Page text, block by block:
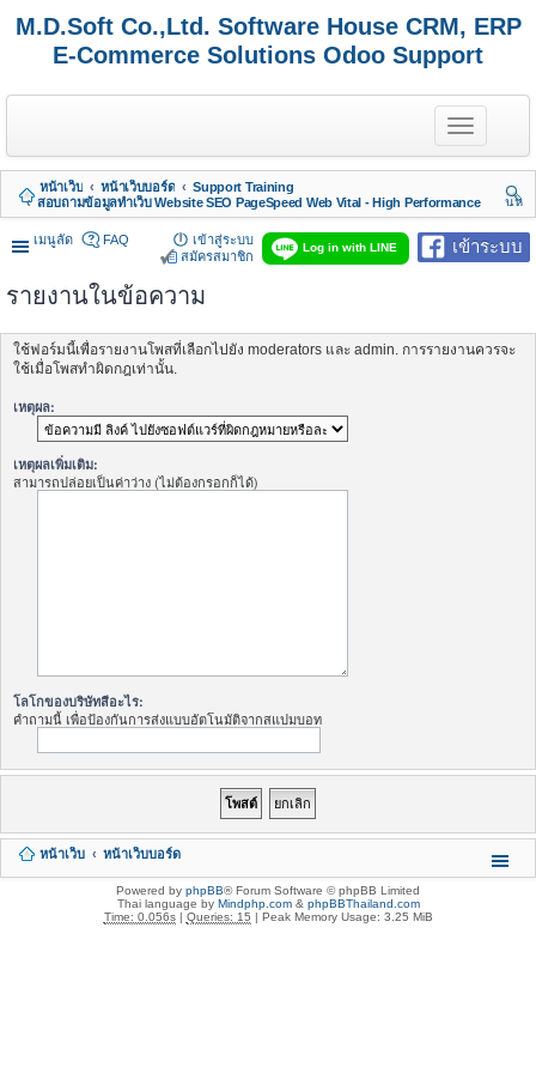
M.D.Soft Co.,Ltd. Software House CRM, ERP
E-Commerce Solutions Odoo Support
T
o
g
l
e
n
a
i
หน้าเว็บ หน้าเว็บบอร์ด
Support Training
สอบถามข้อมูลทำเว็บ Website SEO PageSpeed Web Vital - High Performance
นห
า
เมนูลัด
เข้าระบบ
Log in with LINE
FAQ
เข้าสู่ระบบ
สมัครสมาชิก
รายงานในข้อความ
ใช้ฟอร์มนี้เพื่อรายงานโพสที่เลือกไปยัง moderators และ admin. การรายงานควรจะ
ใช้เมื่อโพสทำผิดกฎเท่านั้น.
เหตุผล:
เหตุผลเพิ่มเติม:
สามารถปล่อยเป็นค่าว่าง (ไม่ต้องกรอกก็ได้)
โลโกของบริษัทสีอะไร:
คำถามนี้ เพื่อป้องกันการส่งแบบอัตโนมัติจากสแปมบอท
หน้าเว็บ หน้าเว็บบอร์ด
Powered by phpBB® Forum Software © phpBB Limited
Thai language by Mindphp.com& phpBBThailand.com
Time: 0.056s| Queries: 15 | Peak Memory Usage: 3.25 MiB